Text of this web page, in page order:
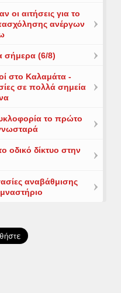
οι αιτήσεις για το
ανέργων
σήμερα (6/8)
στο Καλαμάτα -
σε πολλά σημεία
το πρώτο
οδικό δίκτυο στην
αναβάθμισης